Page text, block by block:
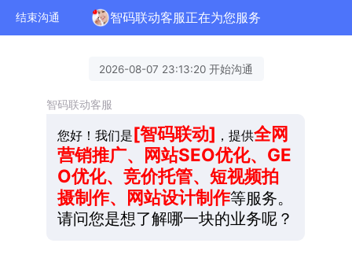
结束沟通 智码联动客服正在为您服务
2026-08-07 23:13:20 开始沟通
智码联动客服
您好！我们是[智码联动] ，提供全网
营销推广、网站SEO优化、GE
O优化、竞价托管、短视频拍
摄制作、网站设计制作等服务。
请问您是想了解哪一块的业务呢？